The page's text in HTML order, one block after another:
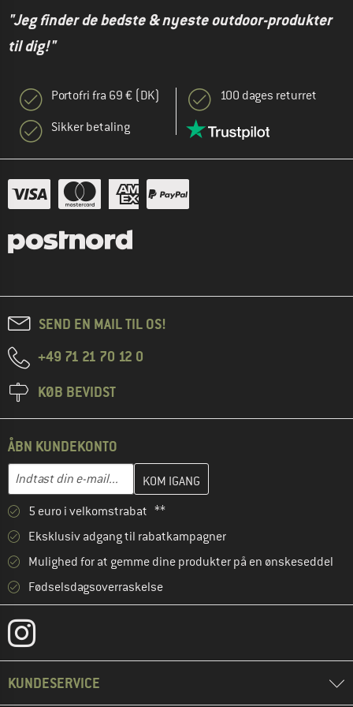
"Jeg finder de bedste & nyeste outdoor-produkter
til dig!"
Portofri fra 69 € (DK)
Sikker betaling
100 dages returret
SEND EN MAIL TIL OS!
+49 71 21 70 12 0
KØB BEVIDST
ÅBN KUNDEKONTO
E-mail-adresse
Indtast din e-mailadresse her, og opret i næste trin din
5 euro i velkomstrabat **
Eksklusiv adgang til rabatkampagner
Mulighed for at gemme dine produkter på en ønskeseddel
Fødselsdagsoverraskelse
KUNDESERVICE